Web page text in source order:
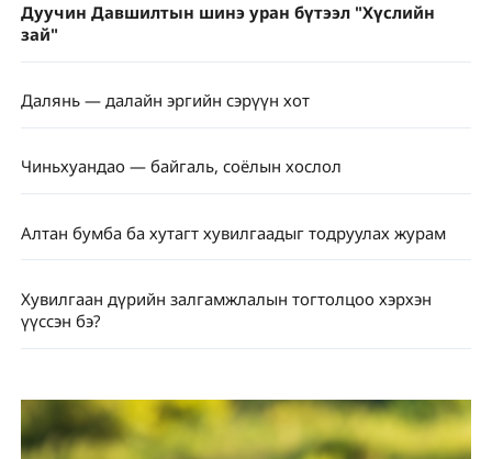
Дуучин Давшилтын шинэ уран бүтээл "Хүслийн
зай"
Далянь — далайн эргийн сэрүүн хот
Чиньхуандао — байгаль, соёлын хослол
Алтан бумба ба хутагт хувилгаадыг тодруулах журам
Хувилгаан дүрийн залгамжлалын тогтолцоо хэрхэн
үүссэн бэ?